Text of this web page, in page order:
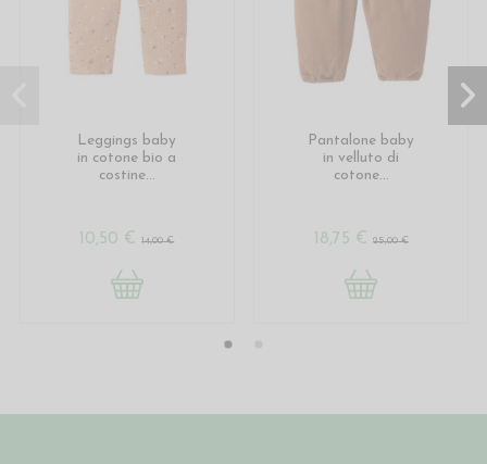
Leggings baby
in cotone bio a
costine...
10,50 €14,00 €
Pantalone baby
in velluto di
cotone...
18,75 € 25,00 €